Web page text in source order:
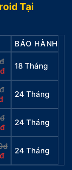
Tại
BẢO HÀNH
18 Tháng
24 Tháng
24 Tháng
24 Tháng